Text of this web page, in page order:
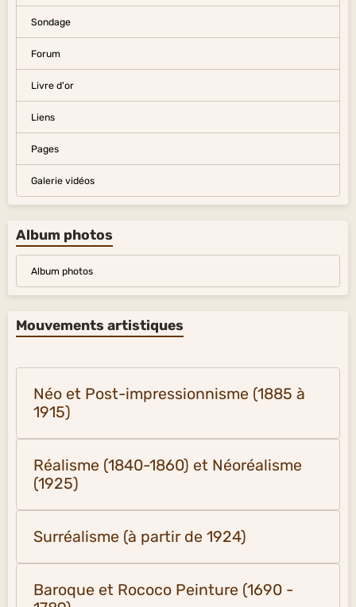
Sondage
Forum
Livre d'or
Liens
Pages
Galerie vidéos
Album photos
Album photos
Mouvements artistiques
Néo et Post-impressionnisme (1885 à
1915)
Réalisme (1840-1860) et Néoréalisme
(1925)
Surréalisme (à partir de 1924)
Baroque et Rococo Peinture (1690 -